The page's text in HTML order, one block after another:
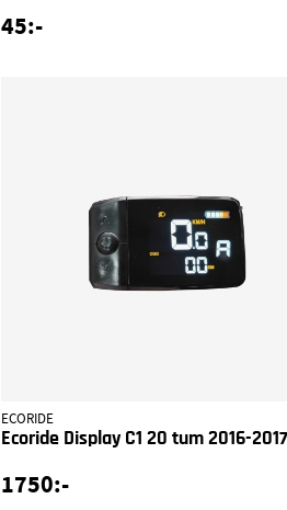
45:-
ECORIDE
Ecoride Display C1 20 tum 2016-2017
1750:-